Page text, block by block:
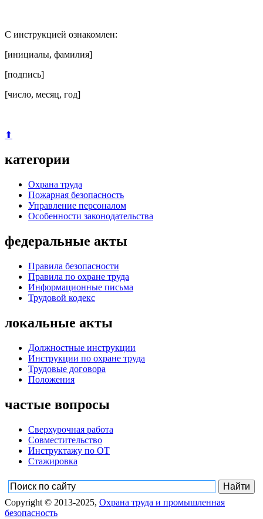
С инструкцией ознакомлен:
[инициалы, фамилия]
[подпись]
[число, месяц, год]
⬆
категории
Охрана труда
Пожарная безопасность
Управление персоналом
Особенности законодательства
федеральные акты
Правила безопасности
Правила по охране труда
Информационные письма
Трудовой кодекс
локальные акты
Должностные инструкции
Инструкции по охране труда
Трудовые договора
Положения
частые вопросы
Сверхурочная работа
Совместительство
Инструктажу по ОТ
Стажировка
Copyright © 2013-2025, Охрана труда и промышленная
безопасность